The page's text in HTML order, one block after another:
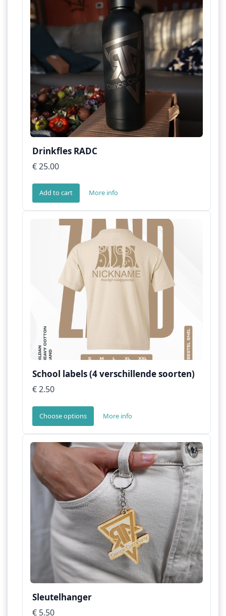
Drinkfles RADC
€ 25.00
Add to cart More info
School labels (4 verschillende soorten)
€ 2.50
Choose options More info
Sleutelhanger
€ 5.50